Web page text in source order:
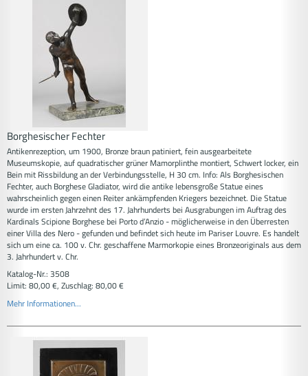
Borghesischer Fechter
Antikenrezeption, um 1900, Bronze braun patiniert, fein ausgearbeitete
Museumskopie, auf quadratischer grüner Mamorplinthe montiert, Schwert locker, ein
Bein mit Rissbildung an der Verbindungsstelle, H 30 cm. Info: Als Borghesischen
Fechter, auch Borghese Gladiator, wird die antike lebensgroße Statue eines
wahrscheinlich gegen einen Reiter ankämpfenden Kriegers bezeichnet. Die Statue
wurde im ersten Jahrzehnt des 17. Jahrhunderts bei Ausgrabungen im Auftrag des
Kardinals Scipione Borghese bei Porto d’Anzio - möglicherweise in den Überresten
einer Villa des Nero - gefunden und befindet sich heute im Pariser Louvre. Es handelt
sich um eine ca. 100 v. Chr. geschaffene Marmorkopie eines Bronzeoriginals aus dem
3. Jahrhundert v. Chr.
Katalog-Nr.: 3508
Limit: 80,00 €, Zuschlag: 80,00 €
Mehr Informationen...